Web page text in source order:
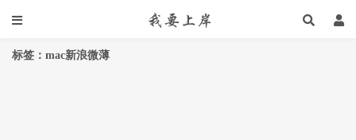
标签：mac新浪微薄